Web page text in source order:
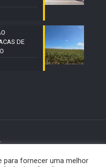
DE
direitos reservados |
fornecer uma melhor